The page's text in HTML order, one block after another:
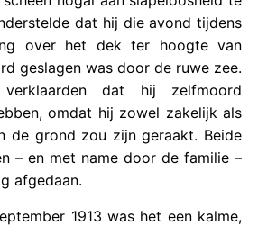
dat hij die avond tijdens
over het dek ter hoogte van
geslagen was door de ruwe zee.
verklaarden dat hij zelfmoord
omdat hij zowel zakelijk als
de grond zou zijn geraakt. Beide
– en met name door de familie –
afgedaan.
1913 was het een kalme,